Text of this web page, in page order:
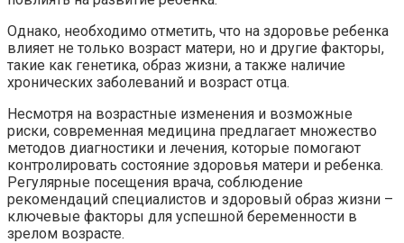
Однако, необходимо отметить, что на здоровье ребенка
влияет не только возраст матери, но и другие факторы,
такие как генетика, образ жизни, а также наличие
хронических заболеваний и возраст отца.
Несмотря на возрастные изменения и возможные
риски, современная медицина предлагает множество
методов диагностики и лечения, которые помогают
контролировать состояние здоровья матери и ребенка.
Регулярные посещения врача, соблюдение
рекомендаций специалистов и здоровый образ жизни –
ключевые факторы для успешной беременности в
зрелом возрасте.